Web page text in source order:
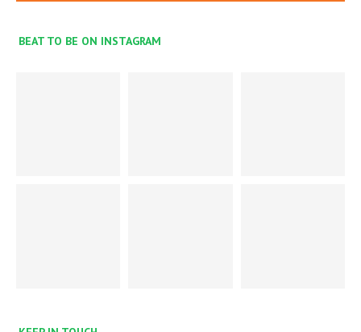
BEAT TO BE ON INSTAGRAM